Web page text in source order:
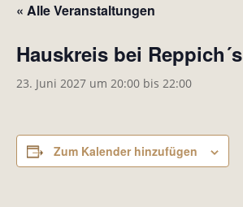
« Alle Veranstaltungen
Hauskreis bei Reppich´s
23. Juni 2027 um 20:00 bis 22:00
Zum Kalender hinzufügen